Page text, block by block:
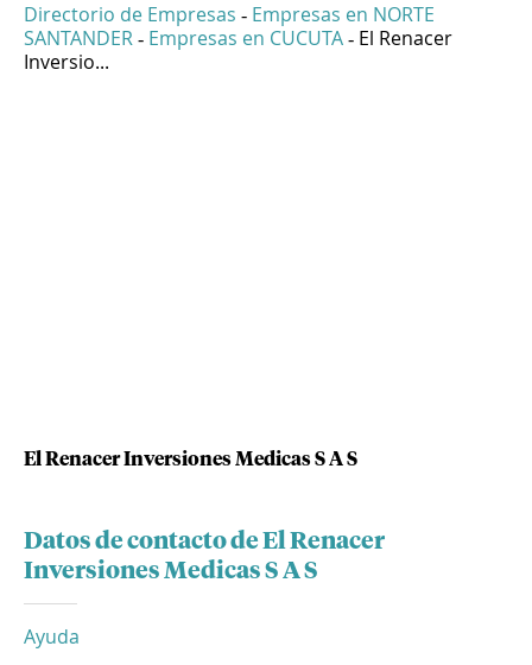
Directorio de Empresas - Empresas en NORTE
SANTANDER - Empresas en CUCUTA - El Renacer
Inversio...
El Renacer Inversiones Medicas S A S
Datos de contacto de El Renacer
Inversiones Medicas S A S
Ayuda